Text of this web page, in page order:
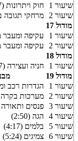
שיעור 1
חוק ויתרונות (4:07)
שיעור 2
מרחקי תגובה
מודול 17
שיעור 1
עקיפה ומעבר
שיעור 2
עקיפה ומעבר
מודול 18
שיעור 1
חניה ועצירה (7:17)
מודול 19
שיעור 1
הגדרות רכב
שיעור 2
מערכות בקרה
שיעור 3
פנסים ותאורה
שיעור 4
הגה (2:50)
שיעור 5
בלמים (4:17)
שיעור 6
צמיגים (5:24)